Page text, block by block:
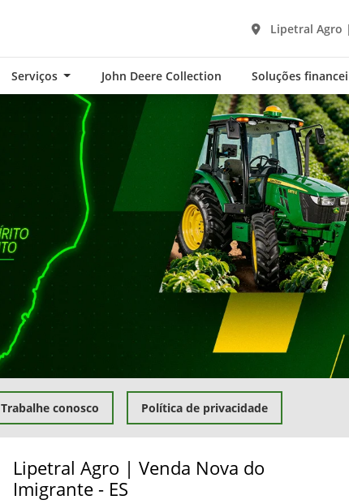
Lipetral Agro
Serviços John Deere Collection Soluções
Trabalhe conosco Política de privacidade
Lipetral Agro | Venda Nova do
Imigrante - ES